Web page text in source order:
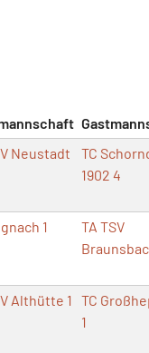
Neustadt
TC
1902 4
1
TA TSV
Althütte 1
TC
1